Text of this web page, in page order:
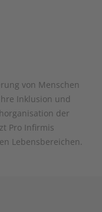
von Menschen
Inklusion und
der
Pro Infirmis
Lebensbereichen.